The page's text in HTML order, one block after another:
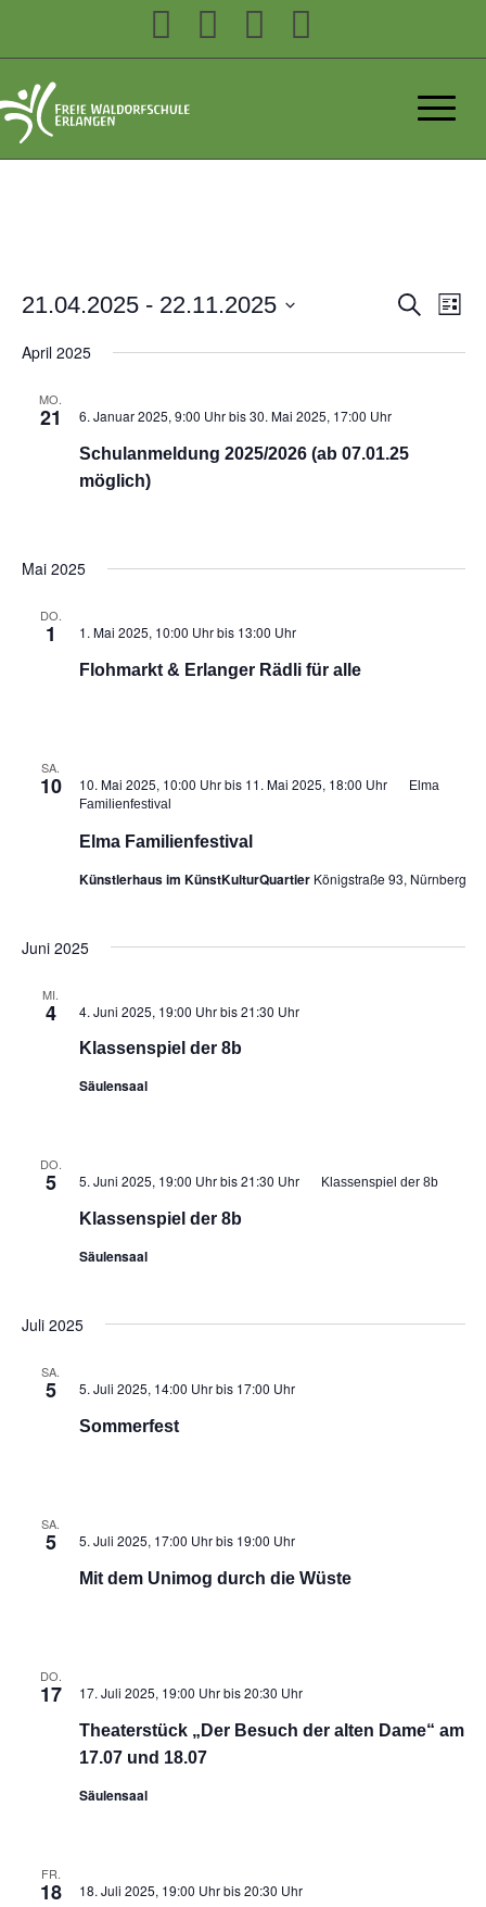
Suche
Liste
21.04.2025 - 22.11.2025
wählen.
April 2025
MO.
21 6. Januar 2025, 9:00 Uhrbis30. Mai 2025, 17:00 Uhr
Schulanmeldung 2025/2026 (ab 07.01.25
möglich)
Mai 2025
DO.
1 1. Mai 2025, 10:00 Uhrbis 13:00 Uhr
Flohmarkt & Erlanger Rädli für alle
SA.
10 10. Mai 2025, 10:00 Uhrbis 11. Mai 2025, 18:00 Uhr
Elma
Familienfestival
Elma Familienfestival
Künstlerhaus im KünstKulturQuartier Königstraße 93, Nürnberg
Juni 2025
MI.
4 4. Juni 2025, 19:00 Uhrbis21:30 Uhr
Klassenspiel der 8b
Säulensaal
DO.
5 5. Juni 2025, 19:00 Uhrbis21:30 Uhr Klassenspiel der 8b
Klassenspiel der 8b
Säulensaal
Juli 2025
SA.
5 5. Juli 2025, 14:00 Uhrbis 17:00 Uhr
Sommerfest
SA.
5 5. Juli 2025, 17:00 Uhrbis 19:00 Uhr
Mit dem Unimog durch die Wüste
DO.
17 17. Juli 2025, 19:00 Uhrbis20:30 Uhr
Theaterstück „Der Besuch der alten Dame“ am
17.07 und 18.07
Säulensaal
FR.
18 18. Juli 2025, 19:00 Uhrbis20:30 Uhr